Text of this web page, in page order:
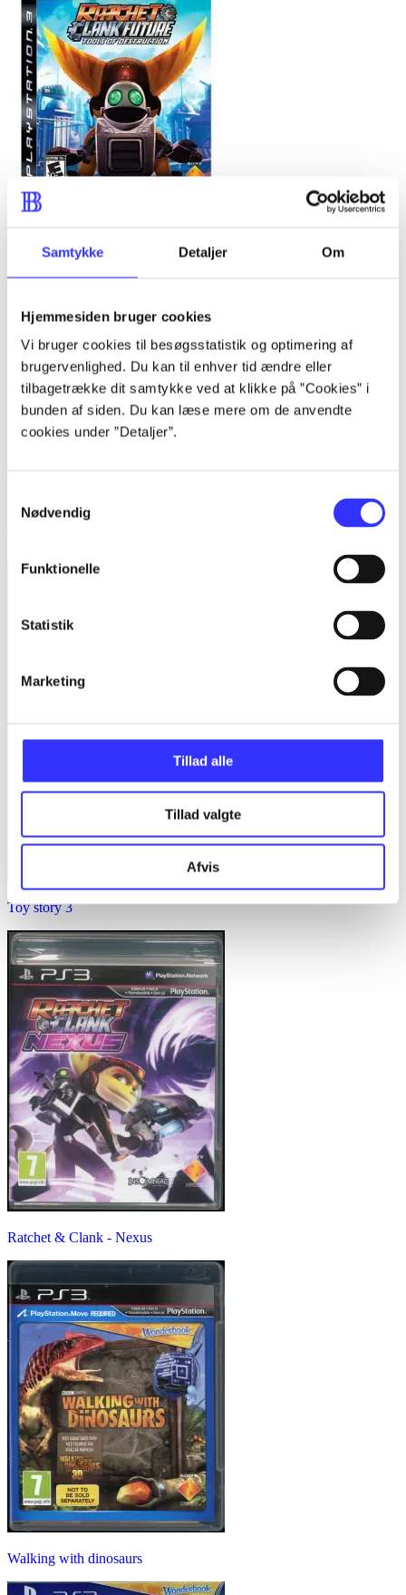
Samtykke Detaljer Om
Hjemmesiden bruger cookies
Vi bruger cookies til besøgsstatistik og optimering af
brugervenlighed. Du kan til enhver tid ændre eller
tilbagetrække dit samtykke ved at klikke på ”Cookies” i
bunden af siden. Du kan læse mere om de anvendte
cookies under ”Detaljer”.
Nødvendig
Funktionelle
Statistik
Marketing
Tillad alle
Tillad valgte
Afvis
Toy story 3
Ratchet & Clank - Nexus
Walking with dinosaurs